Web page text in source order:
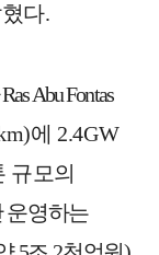
다.
Ras Abu Fontas
에 2.4GW
규모의
운영하는